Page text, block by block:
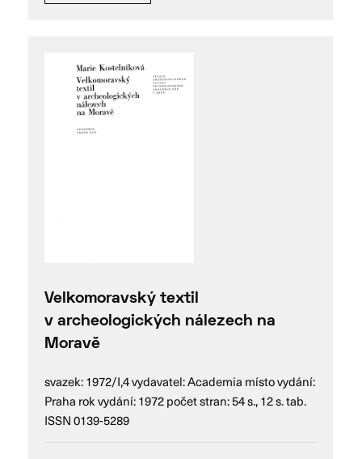
Velkomoravský textil
v archeologických nálezech na
Moravě
svazek: 1972/I,4 vydavatel: Academia místo vydání:
Praha rok vydání: 1972 počet stran: 54 s., 12 s. tab.
ISSN 0139-5289